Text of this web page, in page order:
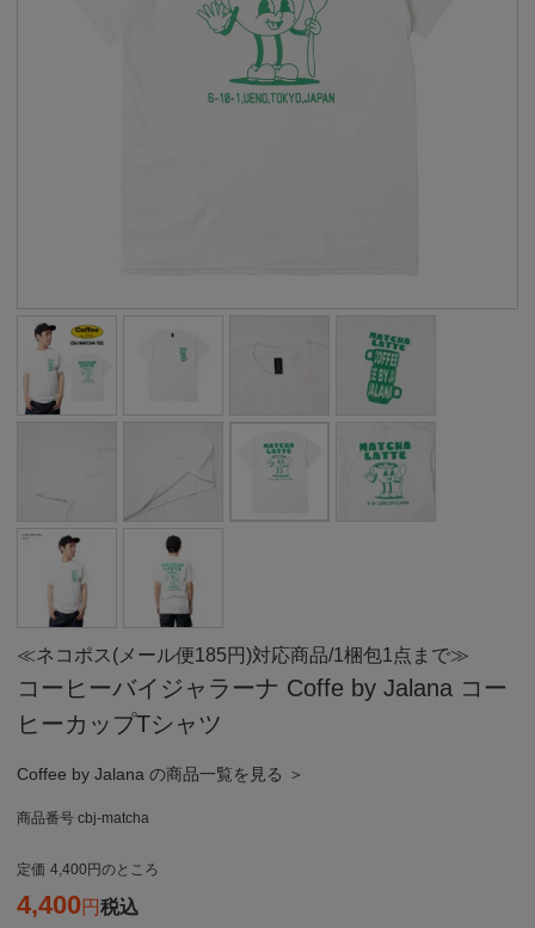
≪ネコポス(メール便185円)対応商品/1梱包1点まで≫
コーヒーバイジャラーナ Coffe by Jalana コー
ヒーカップTシャツ
Coffee by Jalana の商品一覧を見る ＞
商品番号 cbj-matcha
定価 4,400 のところ
4,400 税込